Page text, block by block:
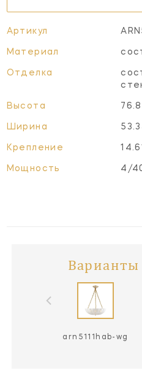
Артикул
Материал
Отделка
Высота
Ширина
Крепление
Мощность 4/
Варианты
arn5111hab-wg